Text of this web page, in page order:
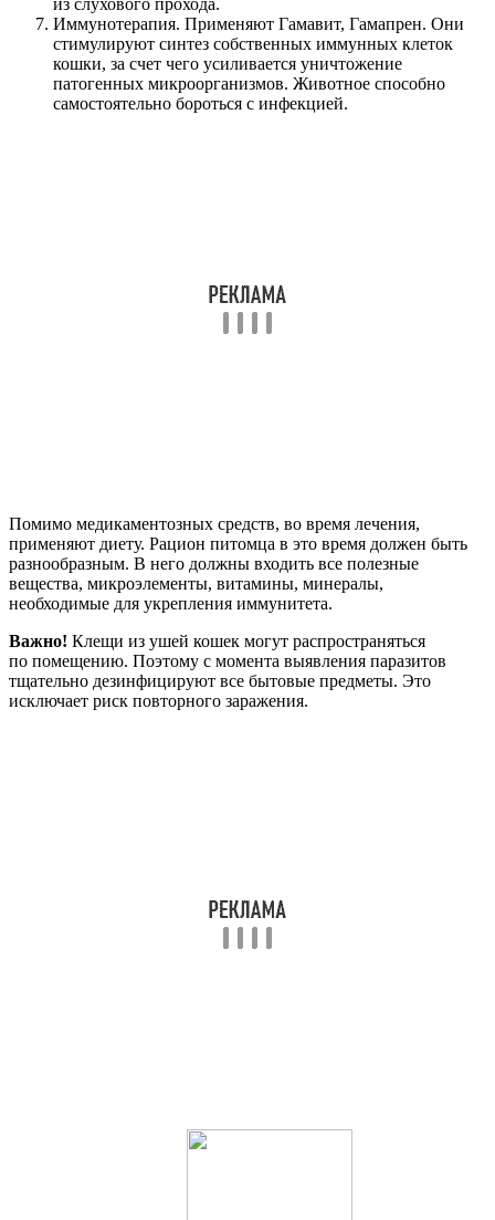
Иммунотерапия. Применяют Гамавит, Гамапрен. Они
стимулируют синтез собственных иммунных клеток
кошки, за счет чего усиливается уничтожение
патогенных микроорганизмов. Животное способно
самостоятельно бороться с инфекцией.
Помимо медикаментозных средств, во время лечения,
применяют диету. Рацион питомца в это время должен быть
разнообразным. В него должны входить все полезные
вещества, микроэлементы, витамины, минералы,
необходимые для укрепления иммунитета.
Важно! Клещи из ушей кошек могут распространяться
по помещению. Поэтому с момента выявления паразитов
тщательно дезинфицируют все бытовые предметы. Это
исключает риск повторного заражения.